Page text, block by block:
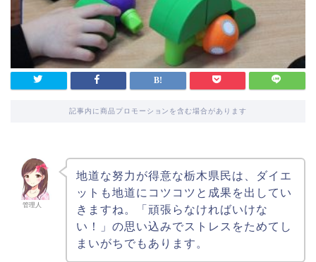
記事内に商品プロモーションを含む場合があります
管理人
地道な努力が得意な栃木県民は、ダイエ
ットも地道にコツコツと成果を出してい
きますね。「頑張らなければいけな
い！」の思い込みでストレスをためてし
まいがちでもあります。